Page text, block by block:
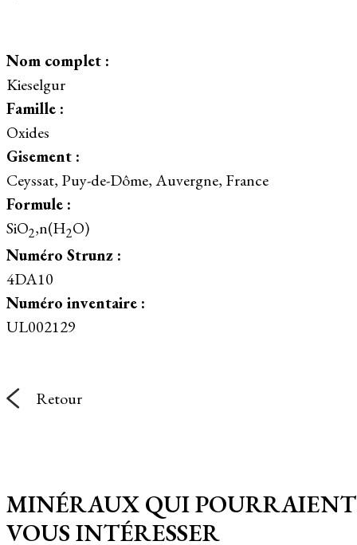
Nom complet :
Kieselgur
Famille :
Oxides
Gisement :
Ceyssat, Puy-de-Dôme, Auvergne, France
Formule :
SiO2,n(H2O)
Numéro Strunz :
4DA10
Numéro inventaire :
UL002129
Retour
MINÉRAUX QUI POURRAIENT
VOUS INTÉRESSER